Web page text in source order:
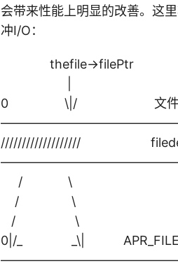
会带来性能上明显的改善。这
冲I/O：
thefile->filePtr
0 \|/ 文件末
/////////////////// filedes
/ \
/ \
/ \
0|/_ _\|